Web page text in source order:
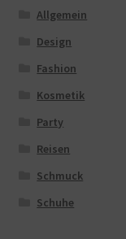
Allgemein
Design
Fashion
Kosmetik
Party
Reisen
Schmuck
Schuhe